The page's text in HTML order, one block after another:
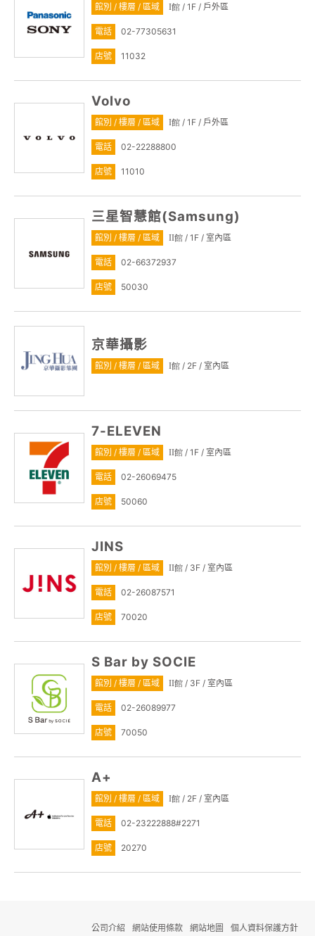
館別 / 樓層 / 區域 I館 / 1F / 戶外區
電話 02-77305631
店號 11032
Volvo
館別 / 樓層 / 區域 I館 / 1F / 戶外區
電話 02-22288800
店號 11010
三星智慧館(Samsung)
館別 / 樓層 / 區域 II館 / 1F / 室內區
電話 02-66372937
店號 50030
京華攝影
館別 / 樓層 / 區域 I館 / 2F / 室內區
7-ELEVEN
館別 / 樓層 / 區域 II館 / 1F / 室內區
電話 02-26069475
店號 50060
JINS
館別 / 樓層 / 區域 II館 / 3F / 室內區
電話 02-26087571
店號 70020
S Bar by SOCIE
館別 / 樓層 / 區域 II館 / 3F / 室內區
電話 02-26089977
店號 70050
A+
館別 / 樓層 / 區域 I館 / 2F / 室內區
電話 02-23222888#2271
店號 20270
公司介紹 網站使用條款 網站地圖 個人資料保護方針